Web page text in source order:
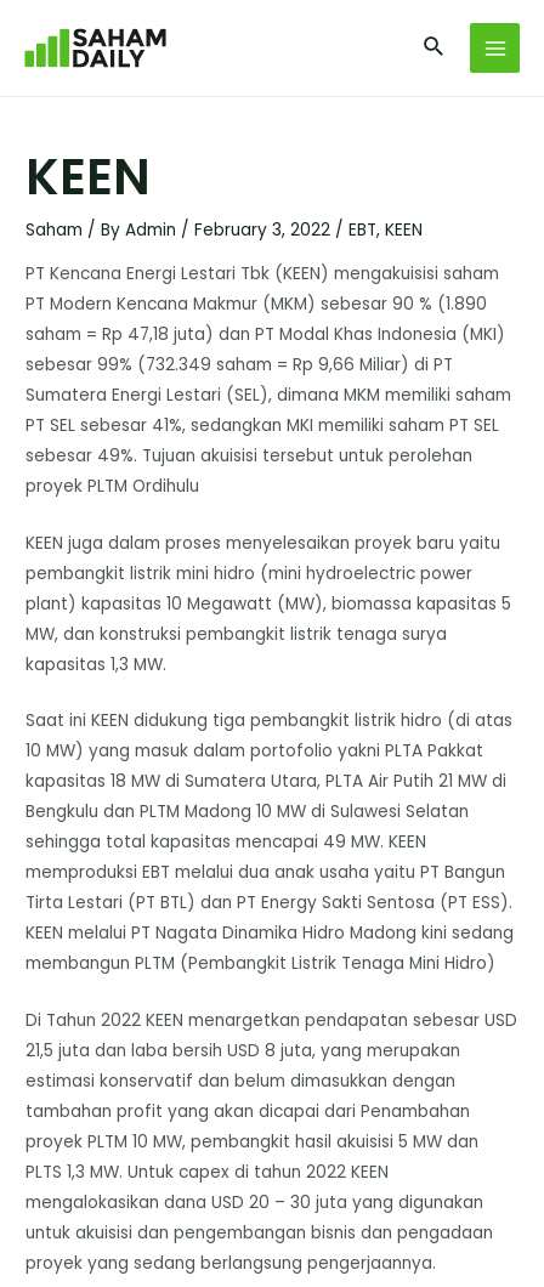
KEEN
Saham / ByAdmin /February 3, 2022 /EBT,KEEN
PT Kencana Energi Lestari Tbk (KEEN) mengakuisisi saham
PT Modern Kencana Makmur (MKM) sebesar 90 % (1.890
saham = Rp 47,18 juta) dan PT Modal Khas Indonesia (MKI)
sebesar 99% (732.349 saham = Rp 9,66 Miliar) di PT
Sumatera Energi Lestari (SEL), dimana MKM memiliki saham
PT SEL sebesar 41%, sedangkan MKI memiliki saham PT SEL
sebesar 49%. Tujuan akuisisi tersebut untuk perolehan
proyek PLTM Ordihulu
KEEN juga dalam proses menyelesaikan proyek baru yaitu
pembangkit listrik mini hidro (mini hydroelectric power
plant) kapasitas 10 Megawatt (MW), biomassa kapasitas 5
MW, dan konstruksi pembangkit listrik tenaga surya
kapasitas 1,3 MW.
Saat ini KEEN didukung tiga pembangkit listrik hidro (di atas
10 MW) yang masuk dalam portofolio yakni PLTA Pakkat
kapasitas 18 MW di Sumatera Utara, PLTA Air Putih 21 MW di
Bengkulu dan PLTM Madong 10 MW di Sulawesi Selatan
sehingga total kapasitas mencapai 49 MW. KEEN
memproduksi EBT melalui dua anak usaha yaitu PT Bangun
Tirta Lestari (PT BTL) dan PT Energy Sakti Sentosa (PT ESS).
KEEN melalui PT Nagata Dinamika Hidro Madong kini sedang
membangun PLTM (Pembangkit Listrik Tenaga Mini Hidro)
Di Tahun 2022 KEEN menargetkan pendapatan sebesar USD
21,5 juta dan laba bersih USD 8 juta, yang merupakan
estimasi konservatif dan belum dimasukkan dengan
tambahan profit yang akan dicapai dari Penambahan
proyek PLTM 10 MW, pembangkit hasil akuisisi 5 MW dan
PLTS 1,3 MW. Untuk capex di tahun 2022 KEEN
mengalokasikan dana USD 20 – 30 juta yang digunakan
untuk akuisisi dan pengembangan bisnis dan pengadaan
proyek yang sedang berlangsung pengerjaannya.